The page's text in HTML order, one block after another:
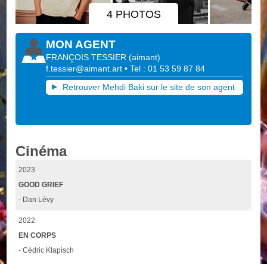
4 PHOTOS
MON AGENT
FRANÇOIS TESSIER (aimant)
f.tessier@aimant.art • Tel : 01 53 59 87 84
Retrouver Mehdi Baki sur le site de son agent
Cinéma
2023
GOOD GRIEF
- Dan Lévy
2022
EN CORPS
- Cédric Klapisch